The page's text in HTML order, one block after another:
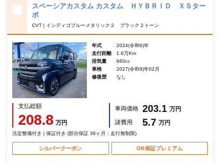
スペーシアカスタム カスタム ＨＹＢＲＩＤ ＸＳター
ボ
CVT | インディゴブルーメタリック２ ブラック２トーン
年式
2024(令和6)年
走行距離
1.6万Km
排気量
660cc
車検
2027(令和9)年02月
修復歴
なし
支払総額
208.8 万円
車両価格 203.1 万円
諸費用
5.7 万円
法定整備付き | 保証付き (部分保証 36ヶ月：走行無制限)
シルバークーポン OK保証プレミアム